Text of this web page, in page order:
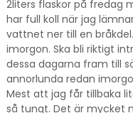
2liters flaskor på fredag
har full koll när jag
vattnet ner till en
imorgon. Ska bli riktigt
dessa dagarna fram till
annorlunda redan
Mest att jag får tillbaka
så tungt. Det är mycket